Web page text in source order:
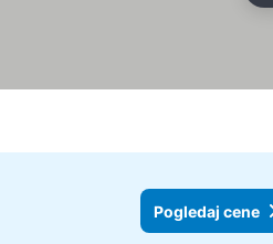
Pogledaj cene